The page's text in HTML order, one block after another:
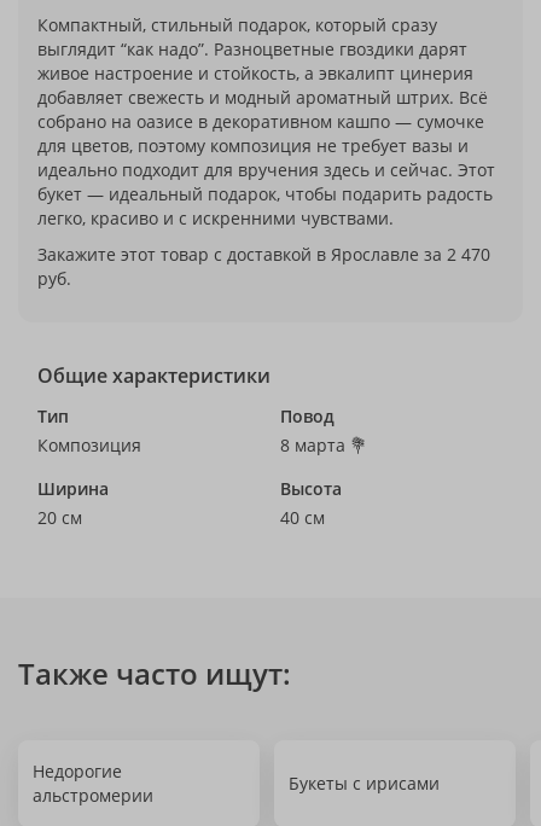
Компактный, стильный подарок, который сразу
выглядит “как надо”. Разноцветные гвоздики дарят
живое настроение и стойкость, а эвкалипт цинерия
добавляет свежесть и модный ароматный штрих. Всё
собрано на оазисе в декоративном кашпо — сумочке
для цветов, поэтому композиция не требует вазы и
идеально подходит для вручения здесь и сейчас. Этот
букет — идеальный подарок, чтобы подарить радость
легко, красиво и с искренними чувствами.
Закажите этот товар с доставкой в Ярославле за 2 470
руб.
Общие характеристики
Тип
Композиция
Повод
8 марта 💐
Ширина
20 см
Высота
40 см
Также часто ищут:
Недорогие
альстромерии
Букеты с ирисами